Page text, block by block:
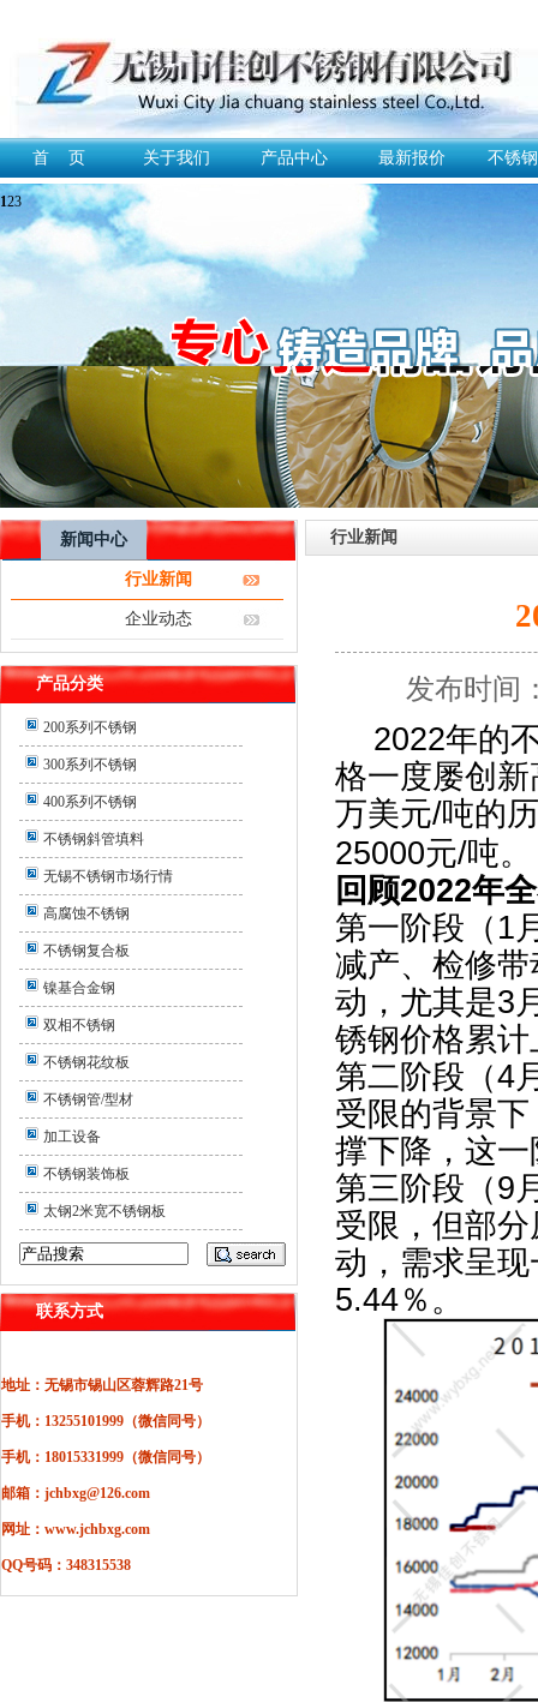
首 页 关于我们 产品中心 最新报价 不锈
123
新闻中心
行业新闻
企业动态
产品分类
200系列不锈钢
300系列不锈钢
400系列不锈钢
不锈钢斜管填料
无锡不锈钢市场行情
高腐蚀不锈钢
不锈钢复合板
镍基合金钢
双相不锈钢
不锈钢花纹板
不锈钢管/型材
加工设备
不锈钢装饰板
太钢2米宽不锈钢板
联系方式
地址：无锡市锡山区蓉辉路21号
手机：13255101999（微信同号）
手机：18015331999（微信同号）
邮箱：jchbxg@126.com
网址：www.jchbxg.com
QQ号码：348315538
行业新闻
发布时间
2022年的
格一度屡创
万美元/吨的
25000元/吨。
回顾2022年
第一阶段（1
减产、检修
动，尤其是3
锈钢价格累计
第二阶段（4
受限的背景
撑下降，这
第三阶段（9
受限，但部
动，需求呈
5.44％。